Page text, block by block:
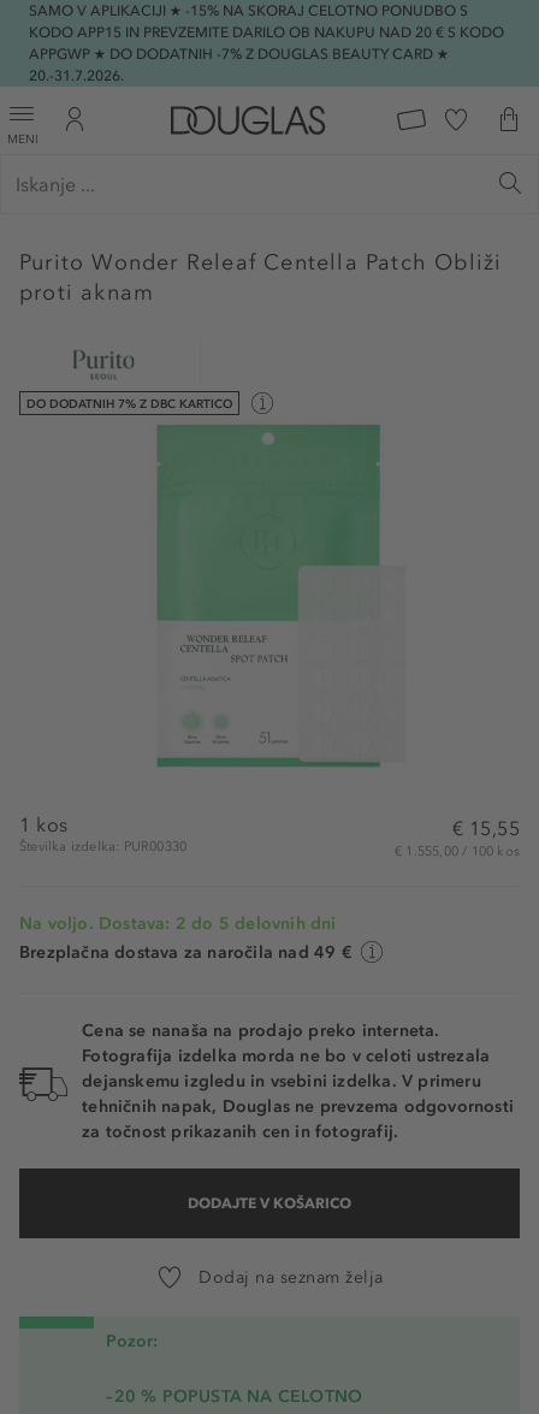
SAMO V APLIKACIJI ★ -15% NA SKORAJ CELOTNO PONUDBO S
KODO APP15 IN PREVZEMITE DARILO OB NAKUPU NAD 20 € S KODO
APPGWP ★ DO DODATNIH -7% Z DOUGLAS BEAUTY CARD ★
20.-31.7.2026.
MENI
PuritoWonder Releaf Centella Patch Obliži
proti aknam
DO DODATNIH 7% Z DBC KARTICO
1 kos
Številka izdelka: PUR00330
€ 15,55
€ 1.555,00 / 100 kos
Na voljo. Dostava: 2 do 5 delovnih dni
Brezplačna dostava za naročila nad 49 €
Cena se nanaša na prodajo preko interneta.
Fotografija izdelka morda ne bo v celoti ustrezala
dejanskemu izgledu in vsebini izdelka. V primeru
tehničnih napak, Douglas ne prevzema odgovornosti
za točnost prikazanih cen in fotografij.
DODAJTE V KOŠARICO
Dodaj na seznam želja
Pozor:
–20 % POPUSTA NA CELOTNO